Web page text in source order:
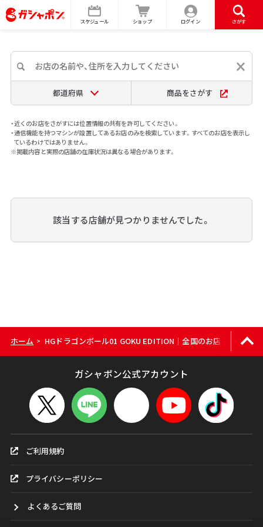
スケジュール ショップ ログイン さがす
都道府県 商品をさがす
・近くのお店をさがすには位置情報の共有を許可してください。
・通信機能を持つマシンが設置してあるお店のみを検索しています。すべてのお店を表示し
ているわけではありません。
※掲載内容と実際の店舗の在庫状況は異なる場合があります。
該当する店舗が見つかりませんでした。
ホーム > HGドラゴンボール01 GOKU EDITION｜全国のお店をカンタン
ガシャポン公式アカウント
ご利用規約
プライバシーポリシー
よくあるご質問